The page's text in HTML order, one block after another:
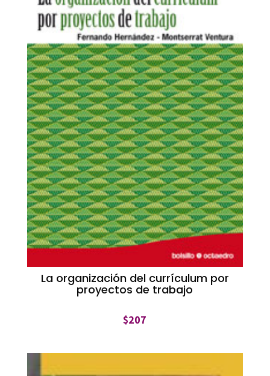
La organización del currículum por
proyectos de trabajo
$207